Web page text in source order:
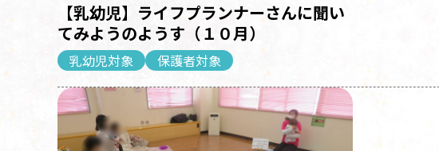
【乳幼児】ライフプランナーさんに聞い
てみようのようす（１０月）
乳幼児対象 保護者対象